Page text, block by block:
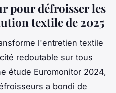
pour défroisser les
textile de 2025
l'entretien textile
redoutable sur tous
étude Euromonitor 2024,
a bondi de